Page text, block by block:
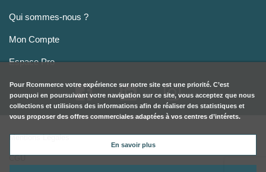
Qui sommes-nous ?
Mon Compte
Espace Pro
Mentions Légales
CGU
Pour Rcommerce votre expérience sur notre site est une priorité. C’est
pourquoi en poursuivant votre navigation sur ce site, vous acceptez que nous
collections et utilisions des informations afin de réaliser des statistiques et
vous proposer des offres commerciales adaptées à vos centres d’intérets.
En savoir plus